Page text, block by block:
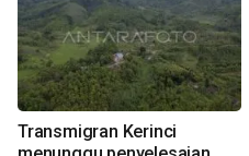
Transmigran Kerinci